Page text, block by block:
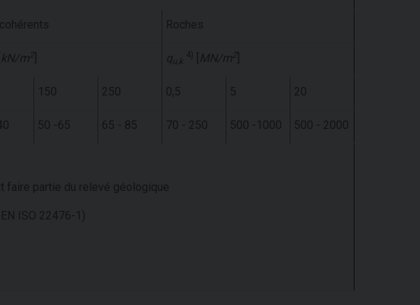
Roches
kN/m2 qu,k
4) MN/m2
150 250 0,5 5 20
50 -65 65 - 85 70 - 250 500 -1000 500 - 2000
faire partie du relevé géologique
ISO 22476-1)